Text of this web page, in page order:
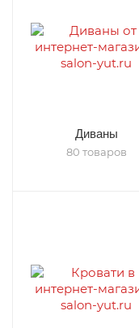
Диваны
80 товаров